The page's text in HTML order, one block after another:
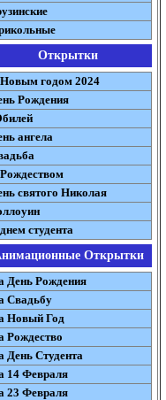
Открытки
годом 2024
Рождения
ангела
святого Николая
студента
Открытки
День Рождения
Свадьбу
Новый Год
Рождество
День Студента
14 Февраля
23 Февраля